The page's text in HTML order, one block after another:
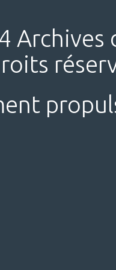
Archives